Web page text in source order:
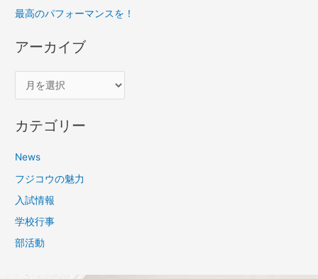
最高のパフォーマンスを！
アーカイブ
カテゴリー
News
フジコウの魅力
入試情報
学校行事
部活動